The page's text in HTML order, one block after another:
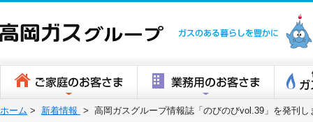
高岡ガスグ
ホーム > 新着情報 > 高岡ガスグループ情報誌「のびのびvol.39」を発刊し